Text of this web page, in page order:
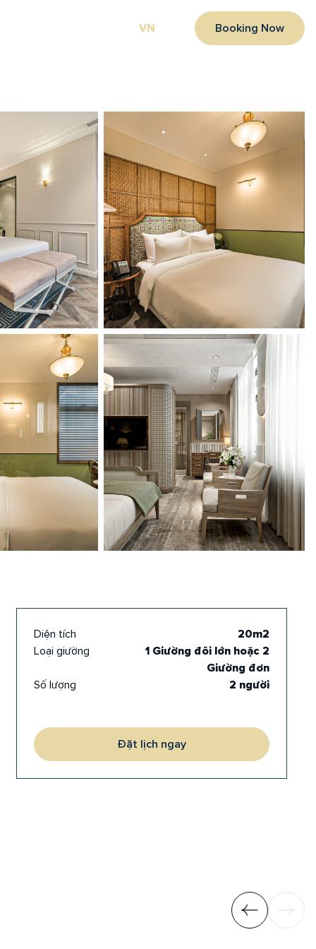
VN Booking Now
Diện tích
20m2
Loại giường
1 Giường đôi lớn hoặc 2
Giường đơn
Số lượng
2 người
Đặt lịch ngay